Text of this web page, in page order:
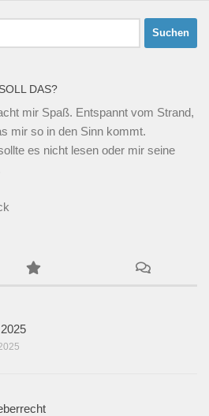
DAS?
mir Spaß. Entspannt vom Strand,
mir so in den Sinn kommt.
es nicht lesen oder mir seine